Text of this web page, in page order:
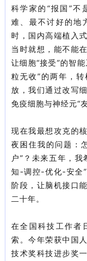
科学家的“报国”不
难、最不讨好的地
时，国内高端植入
当时就想，能不能
让细胞“接受”的智
粒无收”的两年，
放，我们通过改写
免疫细胞与神经元“
现在我最想攻克的
夜困住我的问题：
户”？未来五年，
知-调控-优化-安全
阶段，让脑机接口
二十年。
在全国科技工作者
索。今年荣获中国
技术奖科技进步奖